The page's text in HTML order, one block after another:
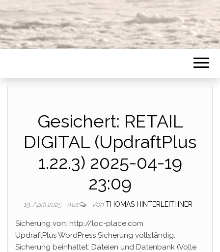
Gesichert: RETAIL
DIGITAL (UpdraftPlus
1.22.3) 2025-04-19
23:09
19. April 2025 Aus Von THOMAS HINTERLEITHNER
Sicherung von: http://loc-place.com
UpdraftPlus WordPress Sicherung vollständig.
Sicherung beinhaltet: Dateien und Datenbank (Volle